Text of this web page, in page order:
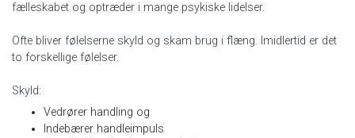
fælleskabet og optræder i mange psykiske lidelser.
Ofte bliver følelserne skyld og skam brug i flæng. Imidlertid er det
to forskellige følelser.
Skyld:
Vedrører handling og
Indebærer handleimpuls